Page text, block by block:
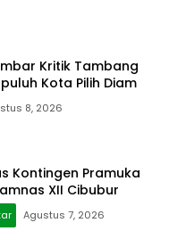
Kritik Tambang
Kota Pilih Diam
8, 2026
Kontingen Pramuka
XII Cibubur
Agustus 7, 2026